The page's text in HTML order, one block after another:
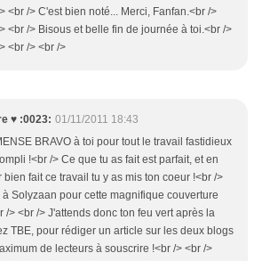
<br /> C'est bien noté... Merci, Fanfan.<br />
<br /> Bisous et belle fin de journée à toi.<br />
<br /> <br />
♥ :0023: 01/11/2011 18:43
BRAVO à toi pour tout le travail fastidieux
!<br /> Ce que tu as fait est parfait, et en
bien fait ce travail tu y as mis ton coeur !<br />
à Solyzaan pour cette magnifique couverture
/> <br /> J'attends donc ton feu vert après la
TBE, pour rédiger un article sur les deux blogs
de lecteurs à souscrire !<br /> <br />